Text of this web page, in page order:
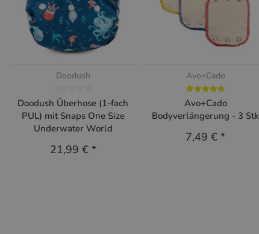
Doodush
Doodush Überhose (1-fach
PUL) mit Snaps One Size
Underwater World
21,99 € *
Avo+Cado
Avo+Cado
Bodyverlängerung - 3 Stk
7,49 €*